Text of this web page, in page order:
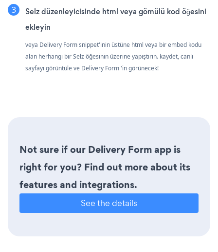
Selz düzenleyicisinde html veya gömülü kod öğesini
ekleyin
veya Delivery Form snippet'inin üstüne html veya bir embed kodu
alan herhangi bir Selz öğesinin üzerine yapıştırın. kaydet, canlı
sayfayı görüntüle ve Delivery Form 'in görünecek!
Not sure if our Delivery Form app is
right for you? Find out more about its
features and integrations.
See the details